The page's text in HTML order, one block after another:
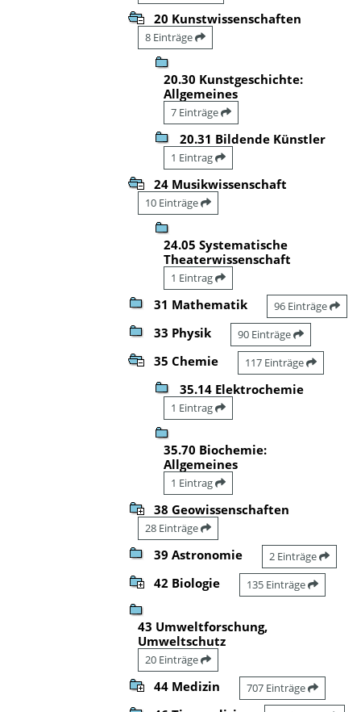
20 Kunstwissenschaften
8 Einträge
20.30 Kunstgeschichte:
Allgemeines
7 Einträge
20.31 Bildende Künstler
1 Eintrag
24 Musikwissenschaft
10 Einträge
24.05 Systematische
Theaterwissenschaft
1 Eintrag
31 Mathematik 96 Einträge
33 Physik 90 Einträge
35 Chemie 117 Einträge
35.14 Elektrochemie
1 Eintrag
35.70 Biochemie:
Allgemeines
1 Eintrag
38 Geowissenschaften
28 Einträge
39 Astronomie 2 Einträge
42 Biologie 135 Einträge
43 Umweltforschung,
Umweltschutz
20 Einträge
44 Medizin 707 Einträge